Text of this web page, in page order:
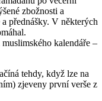
zbožnosti a
přednášky. V některých
kalendáře –
tehdy, když lze na
zjeveny první verše z